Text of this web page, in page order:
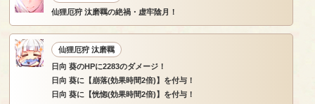
仙狸厄狩 汰磨羈の絶禍・虚牢陰月！
仙狸厄狩 汰磨羈
日向 葵のHPに2283のダメージ！
日向 葵に【崩落(効果時間2倍)】を付与！
日向 葵に【恍惚(効果時間2倍)】を付与！